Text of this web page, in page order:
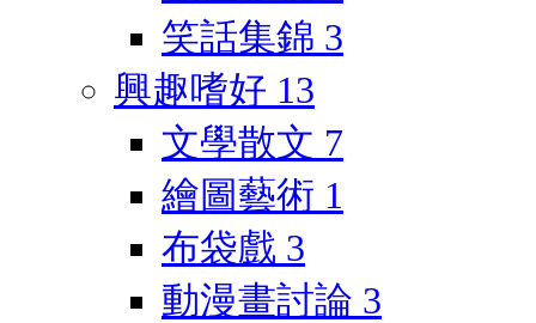
笑話集錦 3
興趣嗜好 13
文學散文 7
繪圖藝術 1
布袋戲 3
動漫畫討論 3